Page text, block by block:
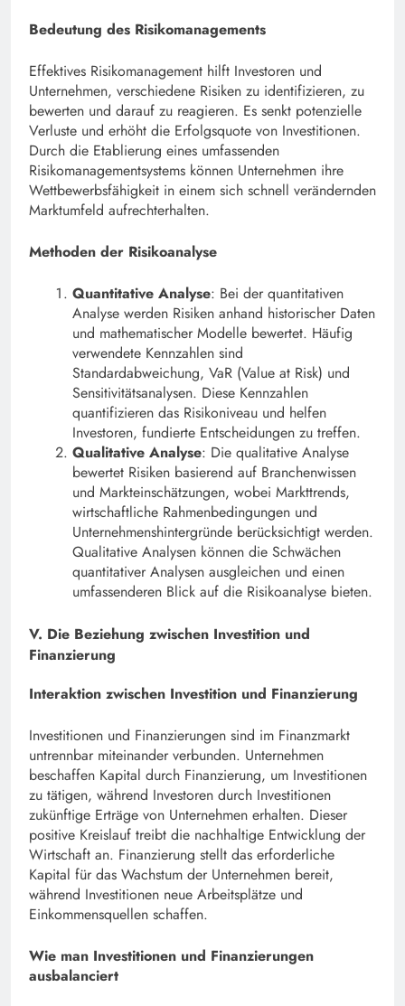
Bedeutung des Risikomanagements
Effektives Risikomanagement hilft Investoren und
Unternehmen, verschiedene Risiken zu identifizieren, zu
bewerten und darauf zu reagieren. Es senkt potenzielle
Verluste und erhöht die Erfolgsquote von Investitionen.
Durch die Etablierung eines umfassenden
Risikomanagementsystems können Unternehmen ihre
Wettbewerbsfähigkeit in einem sich schnell verändernden
Marktumfeld aufrechterhalten.
Methoden der Risikoanalyse
Quantitative Analyse: Bei der quantitativen
Analyse werden Risiken anhand historischer Daten
und mathematischer Modelle bewertet. Häufig
verwendete Kennzahlen sind
Standardabweichung, VaR (Value at Risk) und
Sensitivitätsanalysen. Diese Kennzahlen
quantifizieren das Risikoniveau und helfen
Investoren, fundierte Entscheidungen zu treffen.
Qualitative Analyse: Die qualitative Analyse
bewertet Risiken basierend auf Branchenwissen
und Markteinschätzungen, wobei Markttrends,
wirtschaftliche Rahmenbedingungen und
Unternehmenshintergründe berücksichtigt werden.
Qualitative Analysen können die Schwächen
quantitativer Analysen ausgleichen und einen
umfassenderen Blick auf die Risikoanalyse bieten.
V. Die Beziehung zwischen Investition und
Finanzierung
Interaktion zwischen Investition und Finanzierung
Investitionen und Finanzierungen sind im Finanzmarkt
untrennbar miteinander verbunden. Unternehmen
beschaffen Kapital durch Finanzierung, um Investitionen
zu tätigen, während Investoren durch Investitionen
zukünftige Erträge von Unternehmen erhalten. Dieser
positive Kreislauf treibt die nachhaltige Entwicklung der
Wirtschaft an. Finanzierung stellt das erforderliche
Kapital für das Wachstum der Unternehmen bereit,
während Investitionen neue Arbeitsplätze und
Einkommensquellen schaffen.
Wie man Investitionen und Finanzierungen
ausbalanciert